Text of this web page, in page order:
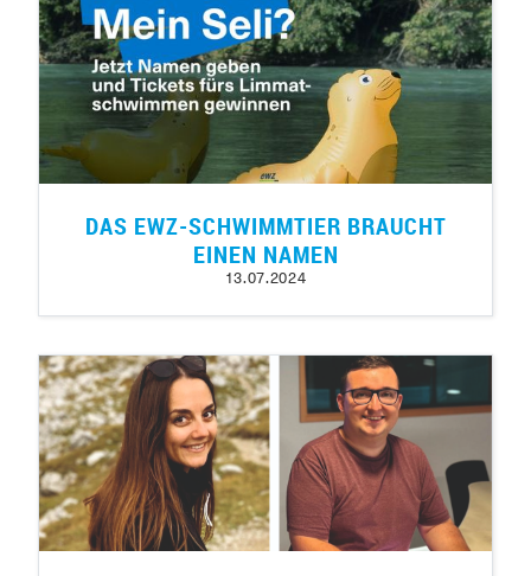
DAS EWZ-SCHWIMMTIER BRAUCHT
EINEN NAMEN
13.07.2024